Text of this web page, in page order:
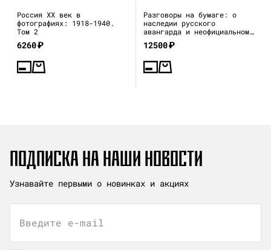
Россия XX век в
фотографиях: 1918-1940.
Том 2
6260₽
Разговоры на бумаге: о
наследии русского
авангарда и неофициальном
искусстве 1970–80-х
12500₽
ПОДПИСКА НА НАШИ НОВОСТИ
Узнавайте первыми о новинках и акциях
Введите e-mail